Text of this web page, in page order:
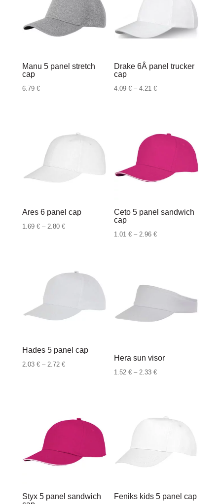
Manu 5 panel stretch
cap
6.79 €
Drake 6Â panel trucker
cap
4.09€ – 4.21€Raspon
Ares 6 panel cap
1.69 € – 2.80 €Raspon
Ceto 5 panel sandwich
cap
1.01€ – 2.96€Raspon
do
Hades 5 panel cap
2.03 € – 2.72 €Raspon
Hera sun visor
1.52€ – 2.33€Raspon
Styx 5 panel sandwich
Feniks kids 5 panel cap